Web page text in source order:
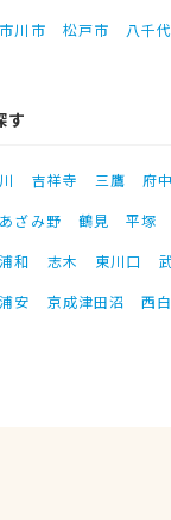
市川市 松戸市 八千
す
吉祥寺 三鷹 府中
あざみ野 鶴見 平塚
和 志木 東川口
安 京成津田沼 西